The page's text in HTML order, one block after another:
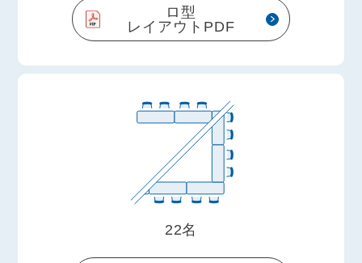
ロ型
レイアウトPDF
22名